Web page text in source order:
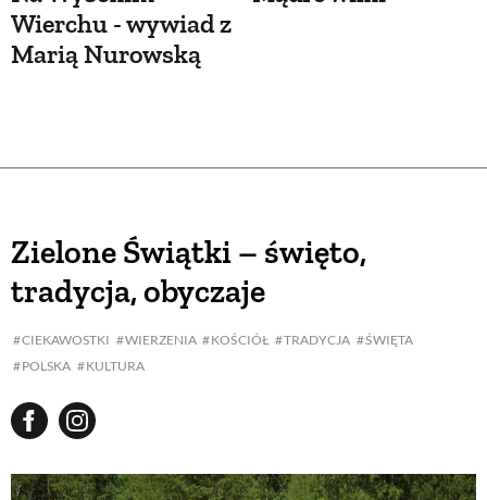
Wierchu - wywiad z
Marią Nurowską
Zielone Świątki – święto,
tradycja, obyczaje
CIEKAWOSTKI WIERZENIA KOŚCIÓŁ TRADYCJA
ŚWIĘTA
POLSKA
KULTURA